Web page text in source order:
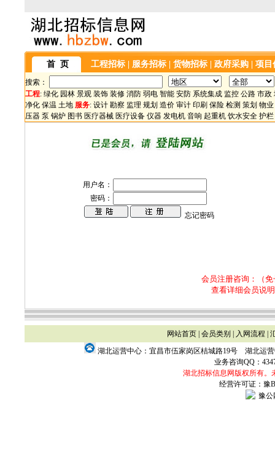
首 页 工程招标 服务招标 货物招标 政府采购 项目
搜索：
工程: 绿化 园林 景观 装饰 装修 消防 弱电 智能 安防 系统集成 监控 公路 市政
净化 保温 土地 服务: 设计 勘察 监理 规划 造价 审计 印刷 保险 检测 策划 物业
压器 泵 锅炉 图书 医疗器械 医疗设备 仪器 发电机 音响 起重机 饮水安全 护栏
用户名：
密码：
忘记密码
会员注册咨询：（免
查看详细会员说
网站首页| 会员类别 入网流程
湖北运营中心：宜昌市伍家岗区桔城路19号 湖北运
业务咨询QQ：
湖北招标信息网版权所有。
经营许可证：豫
豫公